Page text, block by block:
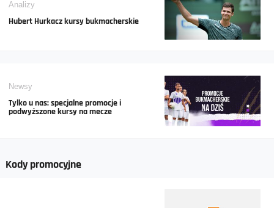
Analizy
Hubert Hurkacz kursy bukmacherskie
Newsy
Tylko u nas: specjalne promocje i
podwyższone kursy na mecze
Kody promocyjne